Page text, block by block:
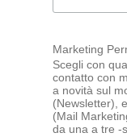
Marketing
Scegli con
contatto con
a novità sul
(Newsletter),
(Mail
da una a tre -